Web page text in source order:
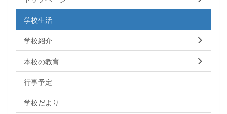
学校生活
学校紹介
本校の教育
行事予定
学校だより